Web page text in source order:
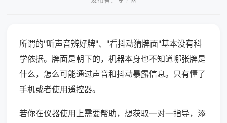
所谓的"听声音辨好牌"、"看抖动猜牌面"基本没有科
学依据。牌面是朝下的，机器本身也不知道哪张牌是
什么，怎么可能通过声音和抖动暴露信息。只有懂了
手机或者使用遥控器。
若你在仪器使用上需要帮助，想获取一对一指导，添